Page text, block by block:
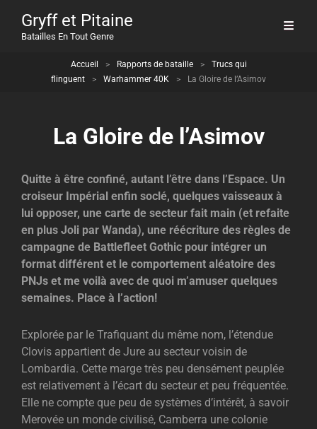
Gryff et Pitaine
Batailles En Tout Genre
Accueil > Rapports de bataille >
Trucs qui
flinguent
> Warhammer 40K > La Gloire de l’Asimov
La Gloire de l’Asimov
Quitte à être confiné, autant l’être dans l’Espace. Un
croiseur Impérial enfin soclé, quelques vaisseaux à
lui opposer, une carte de secteur fait main (et refaite
en plus Joli par Wanda), une réécriture des règles de
campagne de Battlefleet Gothic pour intégrer un
format différent et le comportement aléatoire des
PNJs et me voilà avec de quoi m’amuser quelques
semaines. Place à l’action!
Explorée par le Trafiquant du même nom, l’étendue
Clovis appartient de Jure au secteur voisin de
Lombardia. Cette marge très peu densément peuplée
est relativement à l’écart du secteur et peu fréquentée.
Elle ne compte que peu de systèmes d’intérêt, à savoir
Merovée un monde civilisé, Camberra une colonie